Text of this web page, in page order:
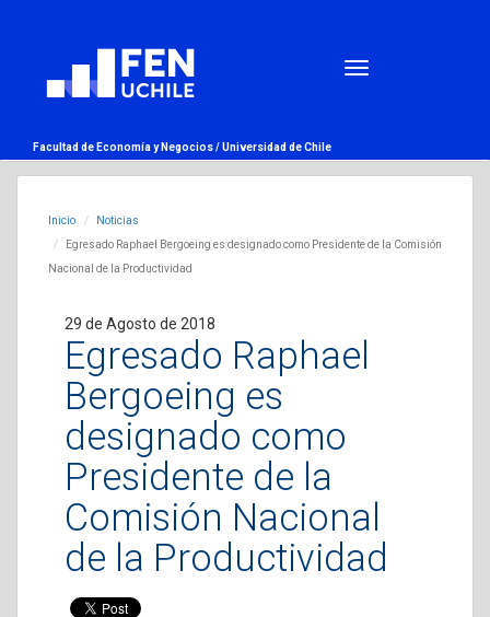
Facultad de Economía y Negocios /Universidad de Chile
Inicio
Noticias
Egresado Raphael Bergoeing es designado como Presidente de la Comisión
Nacional de la Productividad
29 de Agosto de 2018
Egresado Raphael
Bergoeing es
designado como
Presidente de la
Comisión Nacional
de la Productividad